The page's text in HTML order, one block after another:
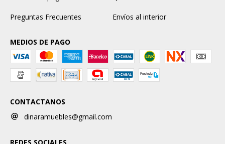
Preguntas Frecuentes Envíos al interior
MEDIOS DE PAGO
CONTACTANOS
dinaramuebles@gmail.com